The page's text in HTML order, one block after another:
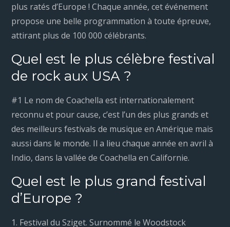
plus ratés d’Europe ! Chaque année, cet événement
propose une belle programmation à toute épreuve,
attirant plus de 100 000 célébrants.
Quel est le plus célèbre festival
de rock aux USA ?
#1 Le nom de Coachella est internationalement
reconnu et pour cause, c’est l’un des plus grands et
des meilleurs festivals de musique en Amérique mais
aussi dans le monde. Il a lieu chaque année en avril à
Indio, dans la vallée de Coachella en Californie.
Quel est le plus grand festival
d’Europe ?
1. Festival du Sziget. Surnommé le Woodstock